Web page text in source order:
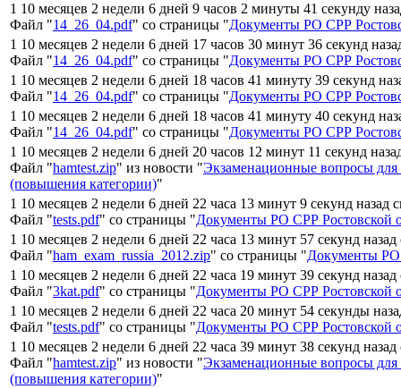
1 10 месяцев 2 недели 6 дней 9 часов 2 минуты 41 секунду
Файл "14_26_04.pdf" со страницы "Документы РО СРР
1 10 месяцев 2 недели 6 дней 17 часов 30 минут 36 секунд
Файл "14_26_04.pdf" со страницы "Документы РО СРР
1 10 месяцев 2 недели 6 дней 18 часов 41 минуту 39 секунд
Файл "14_26_04.pdf" со страницы "Документы РО СРР
1 10 месяцев 2 недели 6 дней 18 часов 41 минуту 40 секунд
Файл "14_26_04.pdf" со страницы "Документы РО СРР
1 10 месяцев 2 недели 6 дней 20 часов 12 минут 11 секунд
Файл "hamtest.zip" из новости "Экзаменационные вопросы
(повышения категории)"
1 10 месяцев 2 недели 6 дней 22 часа 13 минут 9 секунд назад
Файл "tests.pdf" со страницы "Документы РО СРР Ростовской
1 10 месяцев 2 недели 6 дней 22 часа 13 минут 57 секунд назад
Файл "ham_exam_russia_2012.zip" со страницы "Документы РО
1 10 месяцев 2 недели 6 дней 22 часа 19 минут 39 секунд назад
Файл "3kat.pdf" со страницы "Документы РО СРР Ростовской
1 10 месяцев 2 недели 6 дней 22 часа 20 минут 54 секунды
Файл "tests.pdf" со страницы "Документы РО СРР Ростовской
1 10 месяцев 2 недели 6 дней 22 часа 39 минут 38 секунд назад
Файл "hamtest.zip" из новости "Экзаменационные вопросы
(повышения категории)"